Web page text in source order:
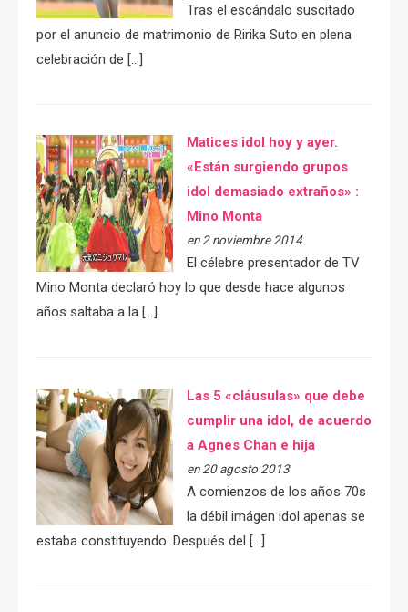
Tras el escándalo suscitado
por el anuncio de matrimonio de Ririka Suto en plena
celebración de […]
Matices idol hoy y ayer.
«Están surgiendo grupos
idol demasiado extraños» :
Mino Monta
en 2 noviembre 2014
El célebre presentador de TV
Mino Monta declaró hoy lo que desde hace algunos
años saltaba a la […]
Las 5 «cláusulas» que debe
cumplir una idol, de acuerdo
a Agnes Chan e hija
en 20 agosto 2013
A comienzos de los años 70s
la débil imágen idol apenas se
estaba constituyendo. Después del […]